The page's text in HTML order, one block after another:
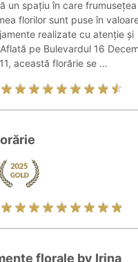
un spațiu în care
florilor sunt puse în
realizate cu atenție și
pe Bulevardul 16
această florărie se ...
florale by Irina